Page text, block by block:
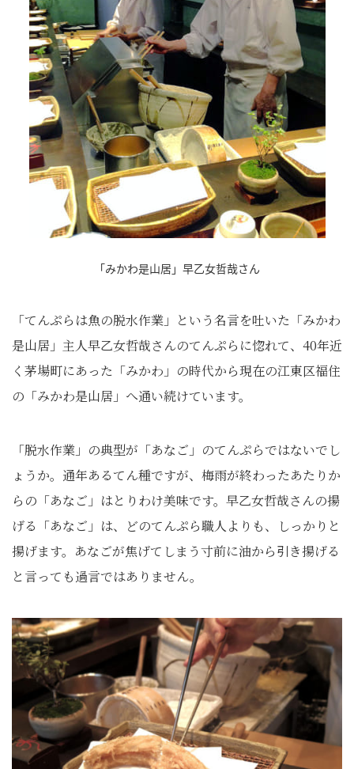
「みかわ是山居」早乙女哲哉さん
「てんぷらは魚の脱水作業」という名言を吐いた「みかわ
是山居」主人早乙女哲哉さんのてんぷらに惚れて、40年近
く茅場町にあった「みかわ」の時代から現在の江東区福住
の「みかわ是山居」へ通い続けています。
「脱水作業」の典型が「あなご」のてんぷらではないでし
ょうか。通年あるてん種ですが、梅雨が終わったあたりか
らの「あなご」はとりわけ美味です。早乙女哲哉さんの揚
げる「あなご」は、どのてんぷら職人よりも、しっかりと
揚げます。あなごが焦げてしまう寸前に油から引き揚げる
と言っても過言ではありません。